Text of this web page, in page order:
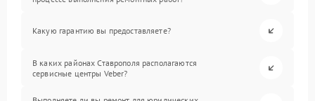
Какую гарантию вы предоставляете?
В каких районах Ставрополя располагаются
сервисные центры Veber?